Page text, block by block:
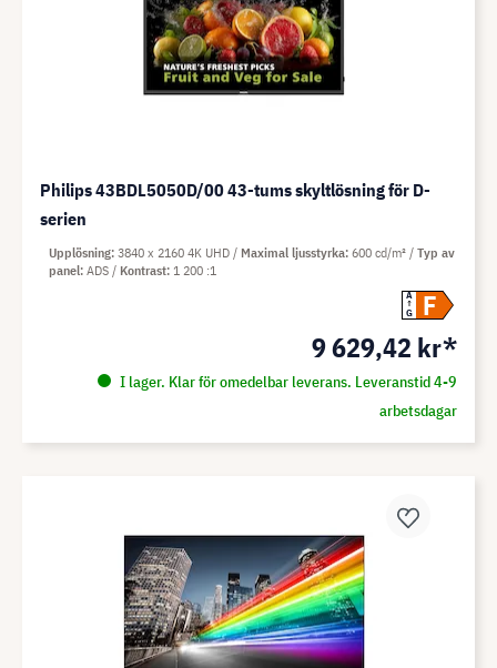
Philips 43BDL5050D/00 43-tums skyltlösning för D-
serien
A
G
F
9 629,42 kr*
I lager. Klar för omedelbar leverans. Leveranstid 4-9
arbetsdagar
Upplösning 3840 x 2160 4K UHD Maximal ljusstyrka 600 cd/m²
Typ av
panel ADS Kontrast 1 200 :1